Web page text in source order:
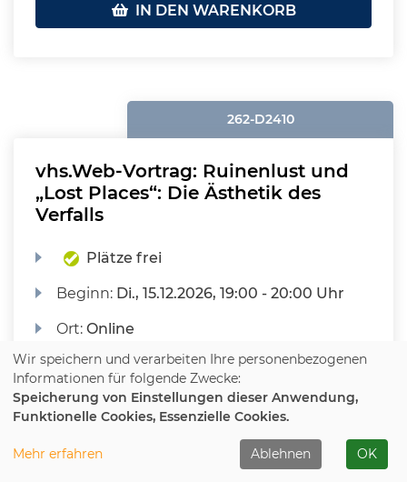
IN DEN WARENKORB
262-D2410
vhs.Web-Vortrag: Ruinenlust und
„Lost Places“: Die Ästhetik des
Verfalls
Plätze frei
Beginn: Di., 15.12.2026, 19:00 - 20:00 Uhr
Ort:Online
Ohne Gebühr
Wir speichern und verarbeiten Ihre personenbezogenen
Informationen für folgende Zwecke:
Speicherung von Einstellungen dieser Anwendung,
Funktionelle Cookies, Essenzielle Cookies.
Mehr erfahren Ablehnen OK